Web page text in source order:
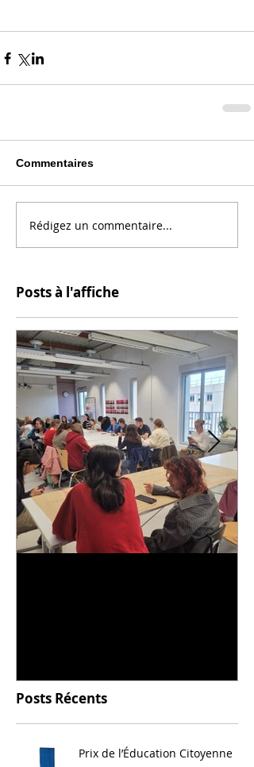
Commentaires
Rédigez un commentaire...
Posts à l'affiche
Posts Récents
Prix de l’Éducation Citoyenne